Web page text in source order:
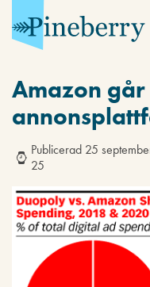
Amazon
Publicerad 25
25